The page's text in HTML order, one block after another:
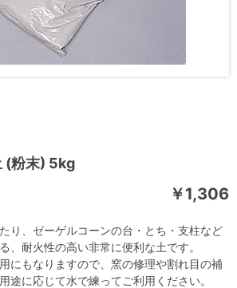
(粉末) 5kg
￥1,306
り、ゼーゲルコーンの台・とち・支柱など
、耐火性の高い非常に便利な土です。
にもなりますので、窯の修理や割れ目の補
途に応じて水で練ってご利用ください。